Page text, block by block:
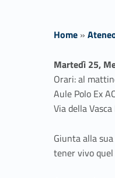
Home »
C
e
r
i
Martedì 25,
Orari: al
Aule Polo Ex
Via della
Giunta alla
tener vivo